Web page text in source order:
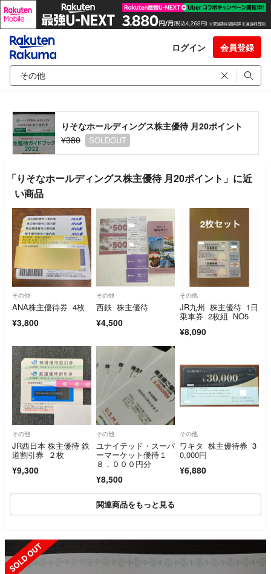
ログイン 会員登録
りそなホールディングス株主優待 月20ポイント
¥380
SOLDOUT
「りそなホールディングス株主優待 月20ポイント」に近
い商品
その他
ANA株主優待券 4枚
¥3,800
その他
西鉄 株主優待
¥4,500
その他
JR九州 株主優待 1日
乗車券 2枚組 NO5
¥8,090
その他
JR西日本 株主優待 鉄
道割引券 ２枚
¥9,300
その他
ユナイテッド・スーパ
ーマーケット優待１
８，０００円分
¥8,500
その他
ワキタ 株主優待券 3
0,000円
¥6,880
関連商品をもっと見る